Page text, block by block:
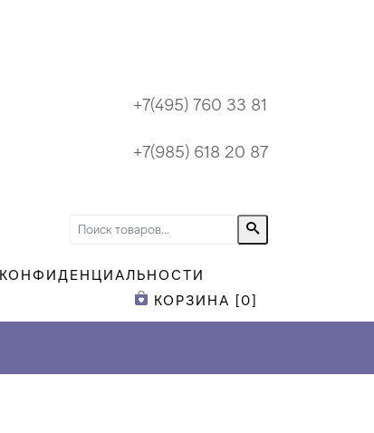
+7(495) 760 33 81
+7(985) 618 20 87
КОРЗИНА [0]